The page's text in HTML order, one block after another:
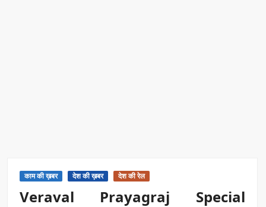
काम की ख़बर देश की ख़बर देश की रेल
Veraval Prayagraj Special